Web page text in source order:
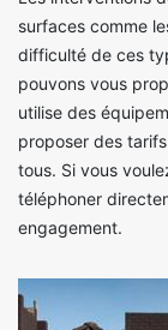
surfaces comme
difficulté de ces
pouvons vous
utilise des
proposer des
tous. Si vous
téléphoner
engagement.